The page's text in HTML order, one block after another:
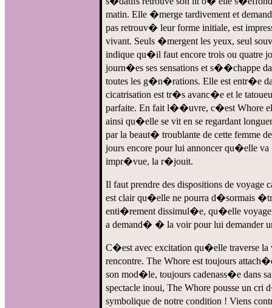
matin. Elle �merge tardivement et
pas retrouv� leur forme initiale, est
vivant. Seuls �mergent les yeux, seul
indique qu�il faut encore trois ou quatre
journ�es ses sensations et s��chappe
toutes les g�n�rations. Elle est entr�e
cicatrisation est tr�s avanc�e et le
parfaite. En fait l��uvre, c�est Whore
ainsi qu�elle se vit en se regardant
par la beaut� troublante de cette femme
jours encore pour lui annoncer qu�elle
impr�vue, la r�jouit.
Il faut prendre des dispositions de voyage
est clair qu�elle ne pourra d�sormais
enti�rement dissimul�e, qu�elle
a demand� � la voir pour lui demander
C�est avec excitation qu�elle traverse la
rencontre. The Whore est toujours
son mod�le, toujours cadenass�e dans
spectacle inoui, The Whore pousse un
symbolique de notre condition ! Viens